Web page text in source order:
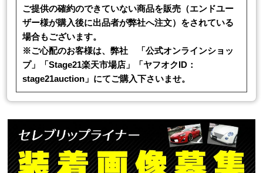
ご提供の確約のできていない商品を販売（エンドユー
ザー様が購入後に出品者が弊社へ注文）をされている
場合もございます。
※ご心配のお客様は、弊社 「公式オンラインショッ
プ」「Stage21楽天市場店」「ヤフオクID：
stage21auction」にてご購入下さいませ。